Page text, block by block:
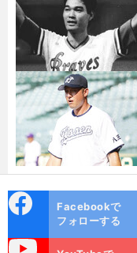
ok
Facebookで
フォローする